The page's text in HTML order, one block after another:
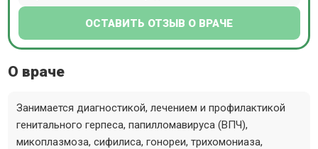
ОСТАВИТЬ ОТЗЫВ О ВРАЧЕ
О враче
Занимается диагностикой, лечением и профилактикой
генитального герпеса, папилломавируса (ВПЧ),
микоплазмоза, сифилиса, гонореи, трихомониаза,